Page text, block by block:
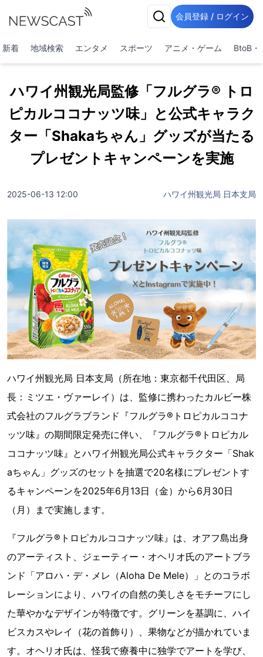
会員登録 / ログイン
新着 地域検索 エンタメ スポーツ アニメ・ゲーム BtoB・
ハワイ州観光局監修「フルグラ® トロ
ピカルココナッツ味」と公式キャラク
ター「Shakaちゃん」グッズが当たる
プレゼントキャンペーンを実施
2025-06-13 12:00 ハワイ州観光局 日本支局
ハワイ州観光局 日本支局（所在地：東京都千代田区、局
長：ミツエ・ヴァーレイ）は、監修に携わったカルビー株
式会社のフルグラブランド『フルグラ®トロピカルココナ
ッツ味』の期間限定発売に伴い、『フルグラ®トロピカル
ココナッツ味』とハワイ州観光局公式キャラクター「Shak
aちゃん」グッズのセットを抽選で20名様にプレゼントす
るキャンペーンを2025年6月13日（金）から6月30日
（月）まで実施します。
『フルグラ®トロピカルココナッツ味』は、オアフ島出身
のアーティスト、ジェーティー・オヘリオ氏のアートブラ
ンド「アロハ・デ・メレ（Aloha De Mele）」とのコラボ
レーションにより、ハワイの自然の美しさをモチーフにし
た華やかなデザインが特徴です。グリーンを基調に、ハイ
ビスカスやレイ（花の首飾り）、果物などが描かれていま
す。オヘリオ氏は、怪我で療養中に独学でアートを学び、